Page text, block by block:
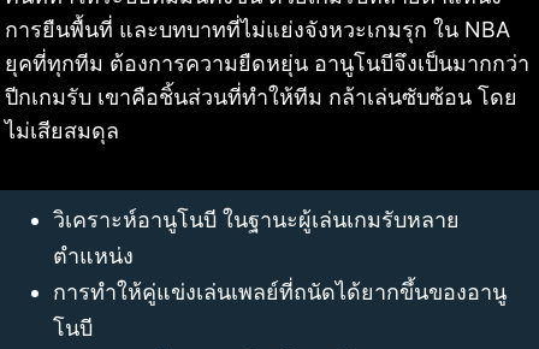
การยืนพื้นที่ และบทบาทที่ไม่แย่งจังหวะเกมรุก ใน NBA
ยุคที่ทุกทีม ต้องการความยืดหยุ่น อานูโนบีจึงเป็นมากกว่า
ปีกเกมรับ เขาคือชิ้นส่วนที่ทำให้ทีม กล้าเล่นซับซ้อน โดย
ไม่เสียสมดุล
วิเคราะห์อานูโนบี ในฐานะผู้เล่นเกมรับหลาย
ตำแหน่ง
การทำให้คู่แข่งเล่นเพลย์ที่ถนัดได้ยากขึ้นของอานู
โนบี